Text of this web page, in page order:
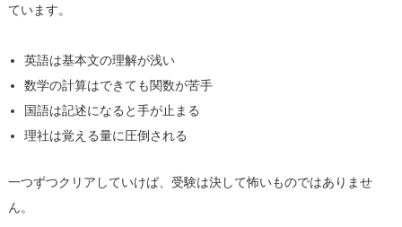
ています。
英語は基本文の理解が浅い
数学の計算はできても関数が苦手
国語は記述になると手が止まる
理社は覚える量に圧倒される
一つずつクリアしていけば、受験は決して怖いものではありませ
ん。